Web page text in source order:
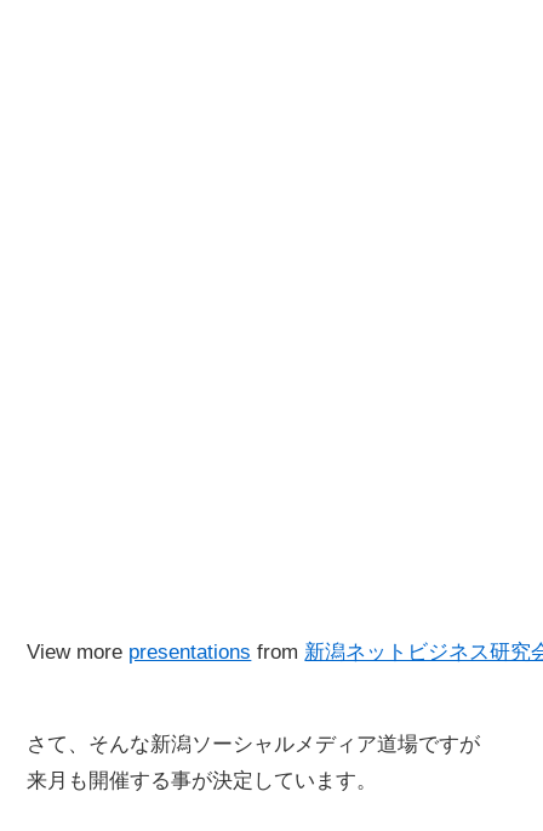
View more presentations from 新潟ネットビジネス研究
さて、そんな新潟ソーシャルメディア道場ですが
来月も開催する事が決定しています。